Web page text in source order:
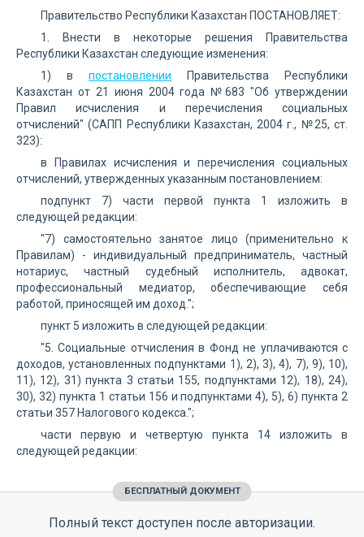
Правительство Республики Казахстан ПОСТАНОВЛЯЕТ:
1. Внести в некоторые решения Правительства
Республики Казахстан следующие изменения:
1) в постановлении Правительства Республики
Казахстан от 21 июня 2004 года №683 "Об утверждении
Правил исчисления и перечисления социальных
отчислений" (САПП Республики Казахстан, 2004 г., №25, ст.
323):
в Правилах исчисления и перечисления социальных
отчислений, утвержденных указанным постановлением:
подпункт 7) части первой пункта 1 изложить в
следующей редакции:
"7) самостоятельно занятое лицо (применительно к
Правилам) - индивидуальный предприниматель, частный
нотариус, частный судебный исполнитель, адвокат,
профессиональный медиатор, обеспечивающие себя
работой, приносящей им доход.";
пункт 5 изложить в следующей редакции:
"5. Социальные отчисления в Фонд не уплачиваются с
доходов, установленных подпунктами 1), 2), 3), 4), 7), 9), 10),
11), 12), 31) пункта 3 статьи 155, подпунктами 12), 18), 24),
30), 32) пункта 1 статьи 156 и подпунктами 4), 5), 6) пункта 2
статьи 357 Налогового кодекса.";
части первую и четвертую пункта 14 изложить в
следующей редакции:
БЕСПЛАТНЫЙ ДОКУМЕНТ
Полный текст доступен после авторизации.